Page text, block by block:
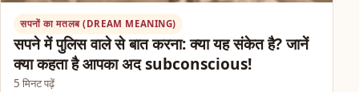
सपनों का मतलब (DREAM MEANING)
सपने में पुलिस वाले से बात करना: क्या यह संकेत है? जानें
क्या कहता है आपका अद subconscious!
5 मिनट पढ़ें